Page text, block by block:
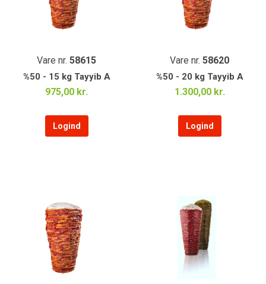
Vare nr. 58615
%50 - 15 kg Tayyib A
975,00 kr.
Logind
Vare nr. 58620
%50 - 20 kg Tayyib A
1.300,00 kr.
Logind